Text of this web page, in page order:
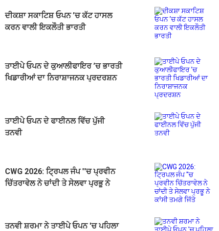
ਦੀਕਸ਼ਾ ਸਕਾਟਿਸ਼ ਓਪਨ ’ਚ ਕੱਟ ਹਾਸਲ
ਕਰਨ ਵਾਲੀ ਇਕਲੌਤੀ ਭਾਰਤੀ
ਤਾਈਪੇ ਓਪਨ ਦੇ ਕੁਆਲੀਫਾਇਰ ’ਚ ਭਾਰਤੀ
ਖਿਡਾਰੀਆਂ ਦਾ ਨਿਰਾਸ਼ਾਜਨਕ ਪ੍ਰਦਰਸ਼ਨ
ਤਾਈਪੇ ਓਪਨ ਦੇ ਫਾਈਨਲ ਵਿੱਚ ਪੁੱਜੀ
ਤਨਵੀ
CWG 2026: ਟ੍ਰਿਪਲ ਜੰਪ ''ਚ ਪ੍ਰਵੀਨ
ਚਿੱਤਰਾਵੇਲ ਨੇ ਚਾਂਦੀ ਤੇ ਸੇਲਵਾ ਪ੍ਰਭੂ ਨੇ
ਤਨਵੀ ਸ਼ਰਮਾ ਨੇ ਤਾਈਪੇ ਓਪਨ 'ਚ ਪਹਿਲਾ